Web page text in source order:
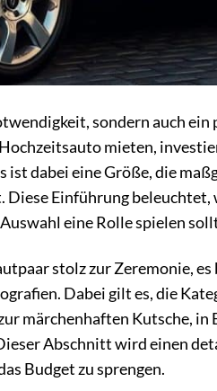
sondern auch ein
mieten,
dabei eine Größe, die
Einführung
eine Rolle spielen
stolz zur Zeremonie,
Dabei gilt es, die
märchenhaften Kutsche, in
Abschnitt wird einen
Budget zu sprengen.